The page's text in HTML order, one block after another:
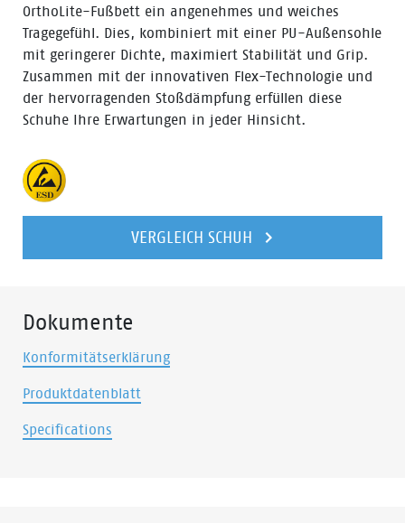
OrthoLite-Fußbett ein angenehmes und weiches
Tragegefühl. Dies, kombiniert mit einer PU-Außensohle
mit geringerer Dichte, maximiert Stabilität und Grip.
Zusammen mit der innovativen Flex-Technologie und
der hervorragenden Stoßdämpfung erfüllen diese
Schuhe Ihre Erwartungen in jeder Hinsicht.
VERGLEICH SCHUH
Dokumente
Konformitätserklärung
Produktdatenblatt
Specifications